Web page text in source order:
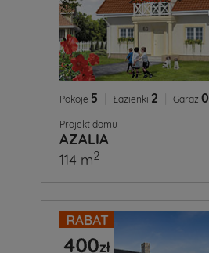
Pokoje 5 Łazienki 2 Garaż 0
Projekt domu
AZALIA
114 m2